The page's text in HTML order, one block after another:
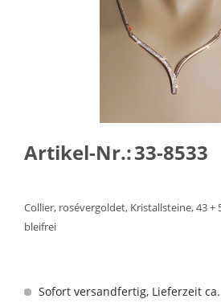
Artikel-Nr.:33-8533
Collier, rosévergoldet, Kristallsteine, 43 +
bleifrei
Sofort versandfertig, Lieferzeit